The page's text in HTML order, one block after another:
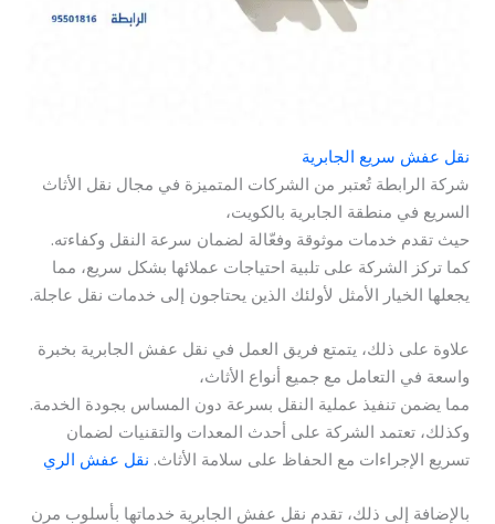
نقل عفش سريع الجابرية
شركة الرابطة تُعتبر من الشركات المتميزة في مجال نقل الأثاث
السريع في منطقة الجابرية بالكويت،
حيث تقدم خدمات موثوقة وفعّالة لضمان سرعة النقل وكفاءته.
كما تركز الشركة على تلبية احتياجات عملائها بشكل سريع، مما
يجعلها الخيار الأمثل لأولئك الذين يحتاجون إلى خدمات نقل عاجلة.
علاوة على ذلك، يتمتع فريق العمل في نقل عفش الجابرية بخبرة
واسعة في التعامل مع جميع أنواع الأثاث،
مما يضمن تنفيذ عملية النقل بسرعة دون المساس بجودة الخدمة.
وكذلك، تعتمد الشركة على أحدث المعدات والتقنيات لضمان
تسريع الإجراءات مع الحفاظ على سلامة الأثاث. نقل عفش الري
بالإضافة إلى ذلك، تقدم نقل عفش الجابرية خدماتها بأسلوب مرن